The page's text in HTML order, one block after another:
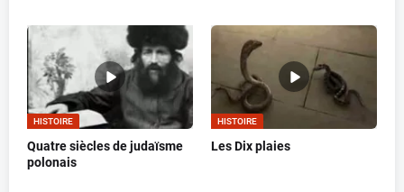
HISTOIRE
Quatre siècles de judaïsme
polonais
HISTOIRE
Les Dix plaies